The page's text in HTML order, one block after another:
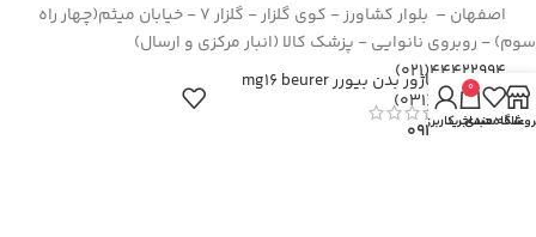
اصفهان – بلوار کشاورز - کوی گلزار - گلزار 7 - خیابان میثم(چهار راه
سوم) - روبروی نانوایی - پزشک کالا (انبار مرکزی و ارسال)
44422994(021)
۳۶۲۶۶۶۹۵(۰۳۱)
۰۹۱۲۹۳۷۳۶۲۶
ماساژور بدن بیورر mg16 beurer
علاقه مندی
0
سبد خرید
حساب کاربری من